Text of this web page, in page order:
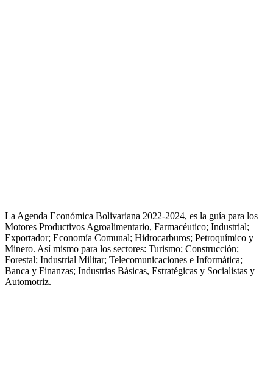
La Agenda Económica Bolivariana 2022-2024, es la guía para los
Motores Productivos Agroalimentario, Farmacéutico; Industrial;
Exportador; Economía Comunal; Hidrocarburos; Petroquímico y
Minero. Así mismo para los sectores: Turismo; Construcción;
Forestal; Industrial Militar; Telecomunicaciones e Informática;
Banca y Finanzas; Industrias Básicas, Estratégicas y Socialistas y
Automotriz.